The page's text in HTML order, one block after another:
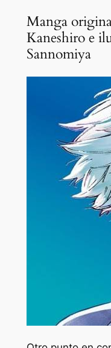
Manga
Kaneshiro e
Sannomiya